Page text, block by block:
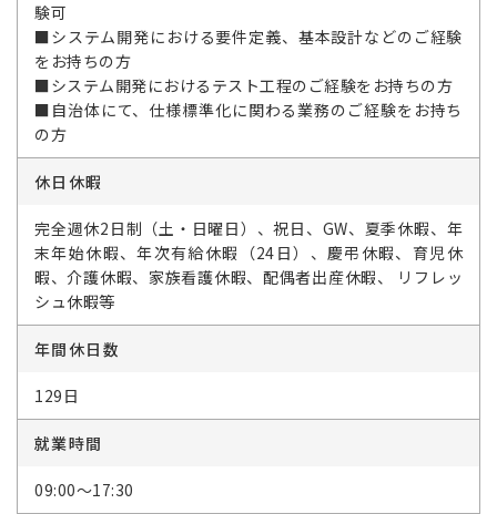
験可
■システム開発における要件定義、基本設計などのご経験
をお持ちの方
■システム開発におけるテスト工程のご経験をお持ちの方
■自治体にて、仕様標準化に関わる業務のご経験をお持ち
の方
休日休暇
完全週休2日制（土・日曜日）、祝日、GW、夏季休暇、年
末年始休暇、年次有給休暇（24日）、慶弔休暇、育児休
暇、介護休暇、家族看護休暇、配偶者出産休暇、 リフレッ
シュ休暇等
年間休日数
129日
就業時間
09:00～17:30